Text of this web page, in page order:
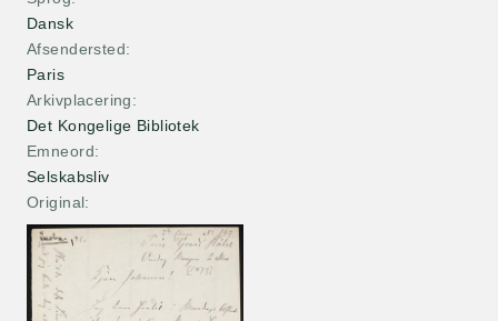
Dansk
Afsendersted
Paris
Arkivplacering
Det Kongelige Bibliotek
Emneord
Selskabsliv
Original